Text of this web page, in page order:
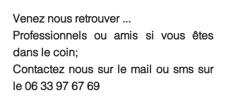
Venez nous retrouver ...
Professionnels ou amis si vous êtes
dans le coin;
Contactez nous sur le mail ou sms sur
le 06 33 97 67 69